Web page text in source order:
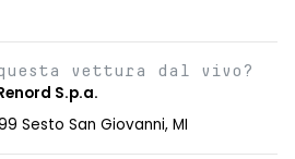
vettura dal vivo?
S.p.a.
Sesto San Giovanni, MI